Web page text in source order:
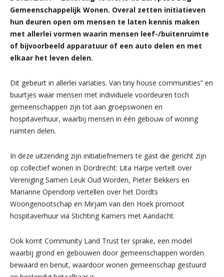
Gemeenschappelijk Wonen. Overal zetten initiatieven
hun deuren open om mensen te laten kennis maken
met allerlei vormen waarin mensen leef-/buitenruimte
of bijvoorbeeld apparatuur of een auto delen en met
elkaar het leven delen.
Dit gebeurt in allerlei variaties. Van tiny house communities” en
buurtjes waar mensen met individuele voordeuren toch
gemeenschappen zijn tot aan groepswonen en
hospitaverhuur, waarbij mensen in één gebouw of woning
ruimten delen.
In deze uitzending zijn initiatiefnemers te gast die gericht zijn
op collectief wonen in Dordrecht: Lita Harpe vertelt over
Vereniging Samen Leuk Oud Worden, Pieter Bekkers en
Marianne Opendorp vertellen over het Dordts
Woongenootschap en Mirjam van den Hoek promoot
hospitaverhuur via Stichting Kamers met Aandacht.
Ook komt Community Land Trust ter sprake, een model
waarbij grond en gebouwen door gemeenschappen worden
bewaard en benut, waardoor wonen gemeenschap gestuurd